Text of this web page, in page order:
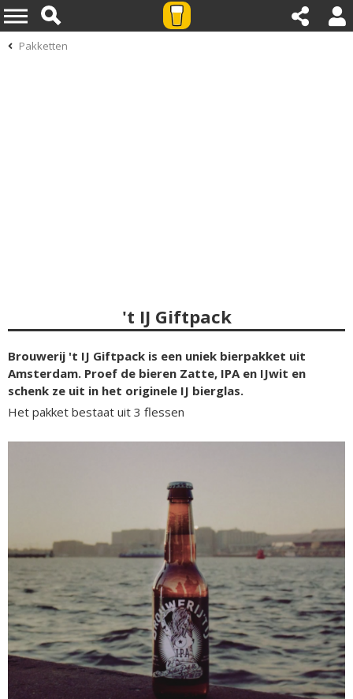
Pakketten
't IJ Giftpack
Brouwerij 't IJ Giftpack is een uniek bierpakket uit
Amsterdam. Proef de bieren Zatte, IPA en IJwit en
schenk ze uit in het originele IJ bierglas.
Het pakket bestaat uit 3 flessen